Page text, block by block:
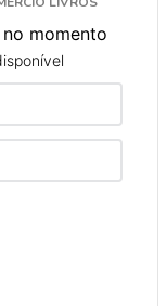
momento
catálogo